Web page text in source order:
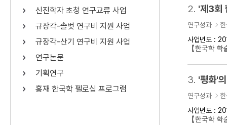
OR 정조 OR 정약용 “정조” 또는 “
료를 검색
신진학자 초청 연구교류 사업
규장각-솔벗 연구비 지원 사업
규장각-산기 연구비 지원 사업
연구논문
기획연구
홍재 한국학 펠로십 프로그램
2. '제3회
연구성과
사업년도 :
【한국학
3. '평화'
연구성과
사업년도 :
【한국학